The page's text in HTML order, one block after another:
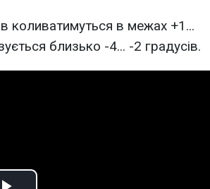
коливатимуться в межах +1...
близько -4... -2 градусів.